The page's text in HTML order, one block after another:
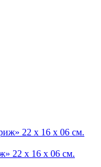
22 х 16 х 06 см.